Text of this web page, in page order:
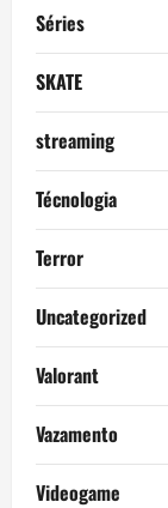
Séries
SKATE
streaming
Técnologia
Terror
Uncategorized
Valorant
Vazamento
Videogame